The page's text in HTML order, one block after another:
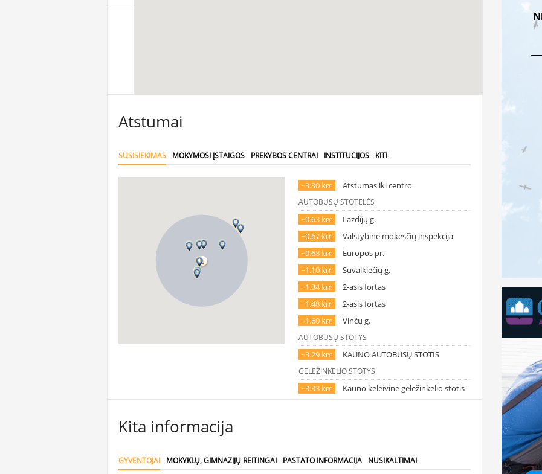
Atstumai
SUSISIEKIMAS MOKYMOSI ĮSTAIGOS PREKYBOS CENTRAI INSTITUCIJOS KITI
~3.30 km Atstumas iki centro
AUTOBUSŲ STOTELĖS
~0.63 km
Lazdijų g.
~0.67 km
Valstybinė mokesčių inspekcija
~0.68 km
Europos pr.
~1.10 km
Suvalkiečių g.
~1.34 km
2-asis fortas
~1.48 km
2-asis fortas
~1.60 km
Vinčų g.
AUTOBUSŲ STOTYS
~3.29 km KAUNO AUTOBUSŲ STOTIS
GELEŽINKELIO STOTYS
~3.33 km Kauno keleivinė geležinkelio stotis
Kita informacija
GYVENTOJAI MOKYKLŲ, GIMNAZIJŲ REITINGAI PASTATO INFORMACIJA NUSIKALTIMAI